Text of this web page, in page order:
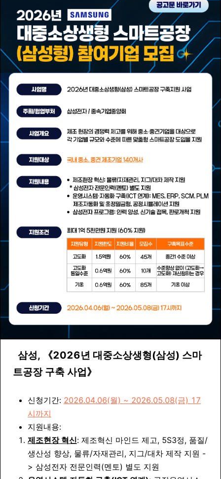
삼성, 《2026년 대중소상생형(삼성) 스마
트공장 구축 사업》
신청기간: 2026.04.06(월) ~ 2026.05.08(금) 17
시까지
지원내용:
제조현장 혁신: 제조혁신 마인드 제고, 5S3정, 품질/
생산성 향상, 물류/자재관리, 지그/대차 제작 지원 -
> 삼성전자 전문인력(멘토) 별도 지원